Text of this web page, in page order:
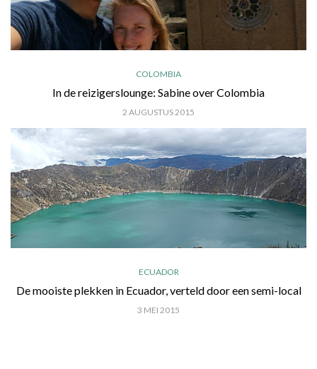
COLOMBIA
In de reizigerslounge: Sabine over Colombia
2 AUGUSTUS 2015
ECUADOR
De mooiste plekken in Ecuador, verteld door een semi-local
3 MEI 2015